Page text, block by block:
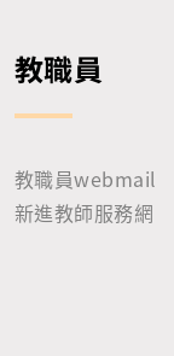
教職員
教職員webmail
新進教師服務網